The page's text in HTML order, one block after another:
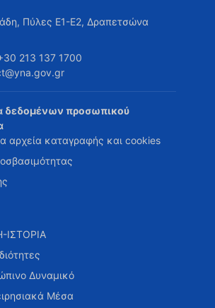
Πύλες Ε1-Ε2, Δραπετσώνα
213 137 1700
δεδομένων προσωπικού
αρχεία καταγραφής και cookies
Δυναμικό
Μέσα